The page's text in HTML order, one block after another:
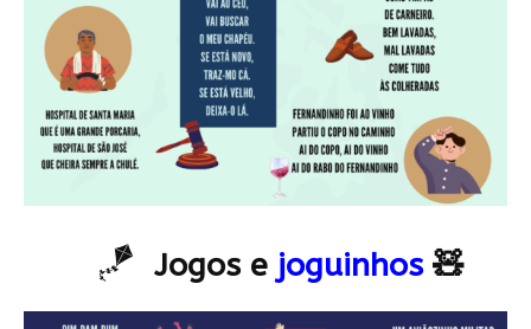
🪁 Jogos e joguinhos🧸